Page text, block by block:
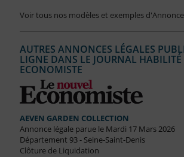
Voir tous nos modèles et exemples
AUTRES ANNONCES LÉGALES
LIGNE DANS LE JOURNAL
ECONOMISTE
AEVEN GARDEN COLLECTION
Annonce légale parue le Mardi 17 Mars 2026
Département 93 - Seine-Saint-Denis
Clôture de Liquidation